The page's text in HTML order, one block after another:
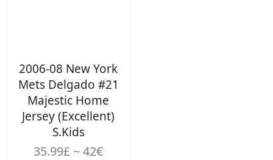
2006-08 New York
Mets Delgado #21
Majestic Home
Jersey (Excellent)
S.Kids
35.99£ ~ 42€